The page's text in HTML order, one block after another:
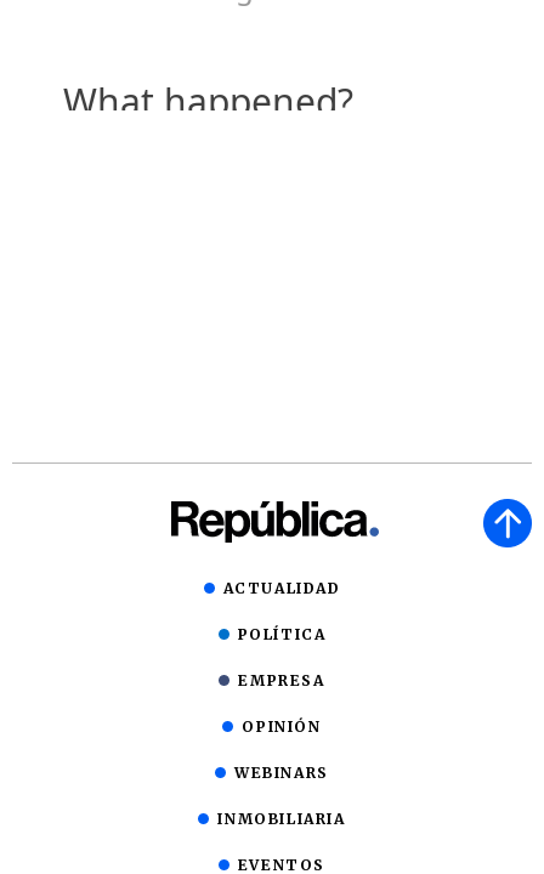
ACTUALIDAD
POLÍTICA
EMPRESA
OPINIÓN
WEBINARS
INMOBILIARIA
EVENTOS